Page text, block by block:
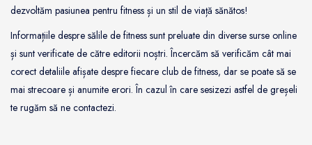
dezvoltăm pasiunea pentru fitness și un stil de viață sănătos!
Informațiile despre sălile de fitness sunt preluate din diverse surse online
și sunt verificate de către editorii noștri. Încercăm să verificăm cât mai
corect detaliile afișate despre fiecare club de fitness, dar se poate să se
mai strecoare și anumite erori. În cazul în care sesizezi astfel de greșeli
te rugăm să ne contactezi.